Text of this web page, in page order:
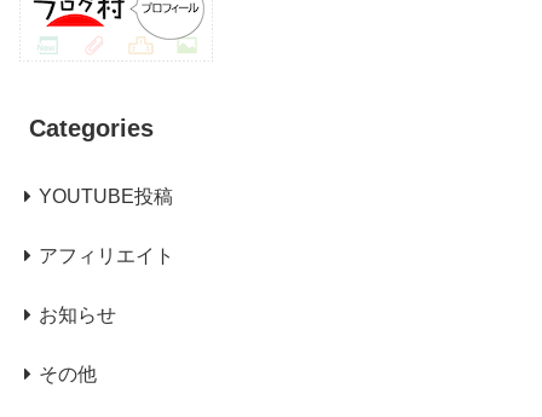
Categories
YOUTUBE投稿
アフィリエイト
お知らせ
その他